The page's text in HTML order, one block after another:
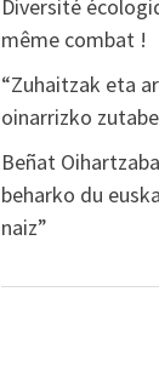
Diversité
même combat !
“Zuhaitzak eta
oinarrizko
Beñat
beharko du
naiz”